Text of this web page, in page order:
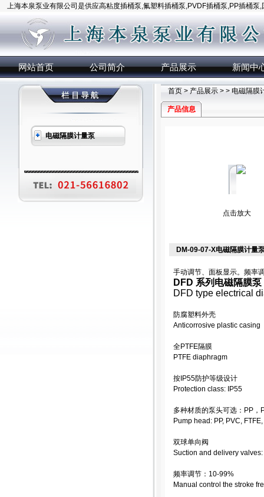
上海本泉泵业有限公司是供应高粘度插桶泵,氟塑料插桶泵,PVDF插桶泵,PP插桶泵
网站首页 公司简介 产品展示 新闻中
电磁隔膜计量泵
首页 > 产品展示 > > 电磁隔膜
产品信息
点击放大
DM-09-07-X电磁隔膜计量
手动调节、面板显示。频率
DFD 系列电磁隔膜泵
DFD type electrical
防腐塑料外壳
Anticorrosive plastic casing
全PTFE隔膜
PTFE diaphragm
按IP55防护等级设计
Protection class: IP55
多种材质的泵头可选：PP，
Pump head: PP, PVC,
双球单向阀
Suction and delivery
频率调节：10-99%
Manual control the stroke